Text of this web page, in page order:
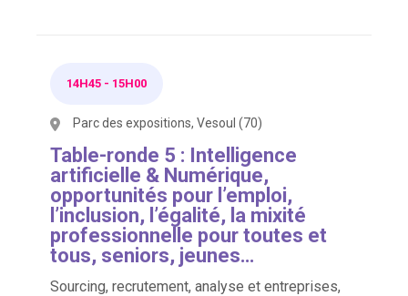
14H45 - 15H00
Parc des expositions, Vesoul (70)
Table-ronde 5 : Intelligence
artificielle & Numérique,
opportunités pour l’emploi,
l’inclusion, l’égalité, la mixité
professionnelle pour toutes et
tous, seniors, jeunes…
Sourcing, recrutement, analyse et entreprises,